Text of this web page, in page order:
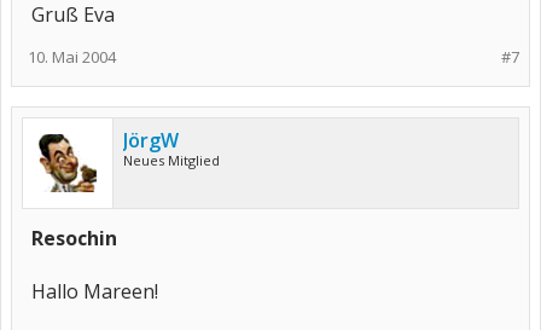
Gruß Eva
#7
10. Mai 2004
JörgW
Neues Mitglied
Resochin
Hallo Mareen!